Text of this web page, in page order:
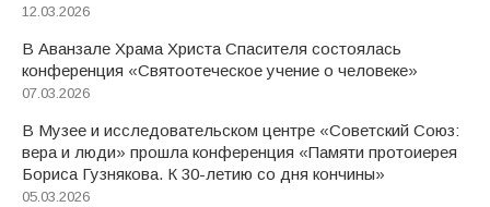
12.03.2026
В Аванзале Храма Христа Спасителя состоялась
конференция «Святоотеческое учение о человеке»
07.03.2026
В Музее и исследовательском центре «Советский Союз:
вера и люди» прошла конференция «Памяти протоиерея
Бориса Гузнякова. К 30-летию со дня кончины»
05.03.2026